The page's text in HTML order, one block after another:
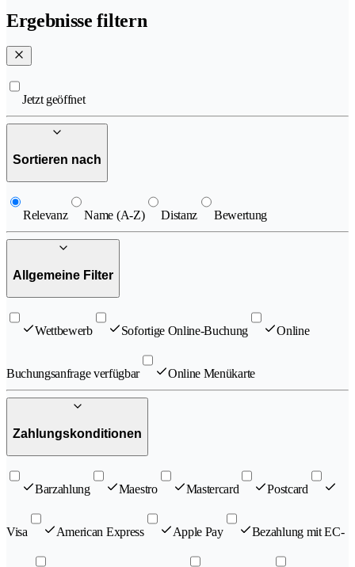
Ergebnisse filtern
Jetzt geöffnet
Sortieren nach
Relevanz Name (A-Z) Distanz Bewertung
Allgemeine Filter
Wettbewerb Sofortige Online-Buchung Online
Buchungsanfrage verfügbar Online Menükarte
Zahlungskonditionen
Barzahlung Maestro Mastercard Postcard
Visa American Express Apple Pay Bezahlung mit EC-